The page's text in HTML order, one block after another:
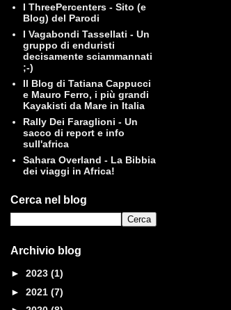
I ThreePercenters - Sito (e
Blog) del Parodi
I Vagabondi Tassellati - Un
gruppo di enduristi
decisamente sciammannati
;-)
Il Blog di Tatiana Cappucci
e Mauro Ferro, i più grandi
Kayakisti da Mare in Italia
Rally Dei Faraglioni - Un
sacco di report e info
sull'africa
Sahara Overland - La Bibbia
dei viaggi in Africa!
Cerca nel blog
Archivio blog
► 2023 (1)
► 2021 (7)